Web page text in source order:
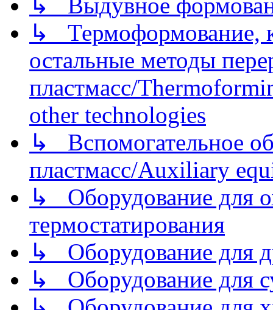
↳ Термоформование,
остальные методы
пластмасс/
other technologies
↳ Вспомогательное
пластмасс/Auxiliary
↳ Оборудование для
термостатирования
↳ Оборудование для
↳ Оборудование для